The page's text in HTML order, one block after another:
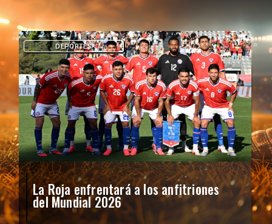
La Roja enfrentará a los anfitriones
del Mundial 2026
DEPORTES